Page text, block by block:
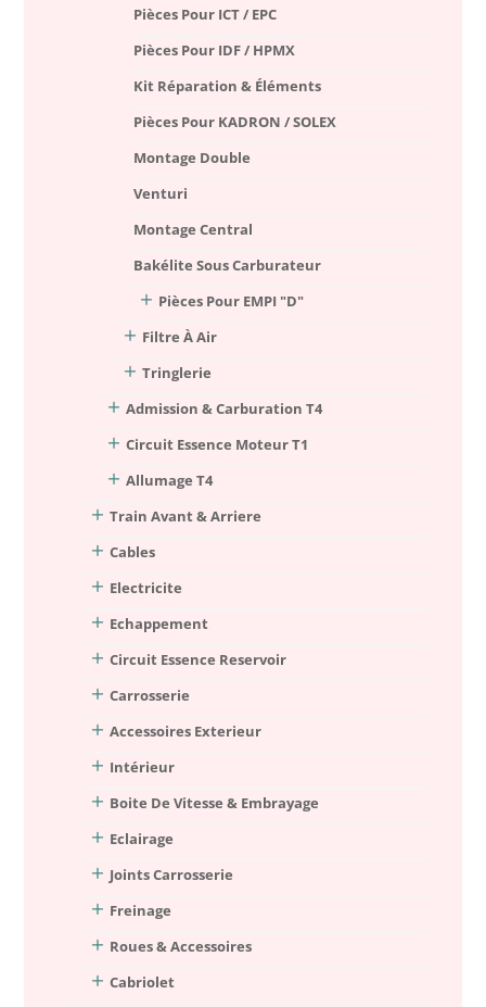
Pièces Pour ICT / EPC
Pièces Pour IDF / HPMX
Kit Réparation & Éléments
Pièces Pour KADRON / SOLEX
Montage Double
Venturi
Montage Central
Bakélite Sous Carburateur
Pièces Pour EMPI "D"
Filtre À Air
Tringlerie
Admission & Carburation T4
Circuit Essence Moteur T1
Allumage T4
Train Avant & Arriere
Cables
Electricite
Echappement
Circuit Essence Reservoir
Carrosserie
Accessoires Exterieur
Intérieur
Boite De Vitesse & Embrayage
Eclairage
Joints Carrosserie
Freinage
Roues & Accessoires
Cabriolet